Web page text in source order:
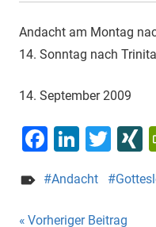
Andacht am Montag
14. Sonntag nach
14. September 2009
Facebook
Andacht
Vorheriger Beitrag